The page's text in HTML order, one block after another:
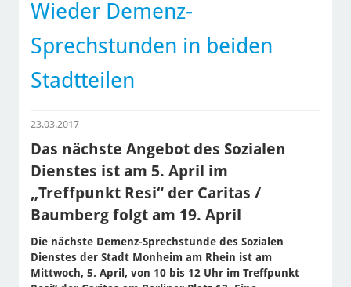
Wieder Demenz-
Sprechstunden in beiden
Stadtteilen
23.03.2017
Das nächste Angebot des Sozialen
Dienstes ist am 5. April im
„Treffpunkt Resi“ der Caritas /
Baumberg folgt am 19. April
Die nächste Demenz-Sprechstunde des Sozialen
Dienstes der Stadt Monheim am Rhein ist am
Mittwoch, 5. April, von 10 bis 12 Uhr im Treffpunkt